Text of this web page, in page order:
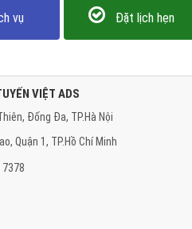
vụ Đặt lịch hẹn
VIỆT ADS
Đống Đa, TP.Hà Nội
Quận 1, TP.Hồ Chí Minh